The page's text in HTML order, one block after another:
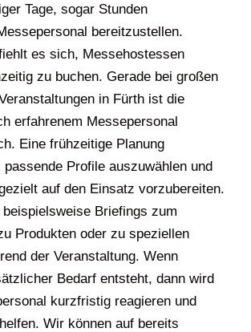
Tage, sogar Stunden
bereitzustellen.
es sich, Messehostessen
zu buchen. Gerade bei großen
in Fürth ist die
erfahrenem Messepersonal
Eine frühzeitige Planung
Profile auszuwählen und
auf den Einsatz vorzubereiten.
beispielsweise Briefings zum
Produkten oder zu speziellen
der Veranstaltung. Wenn
Bedarf entsteht, dann wird
kurzfristig reagieren und
Wir können auf bereits